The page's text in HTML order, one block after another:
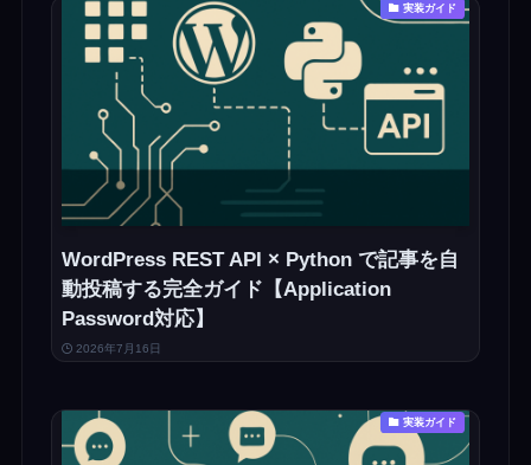
実装ガイド
WordPress REST API × Python で記事を自
動投稿する完全ガイド【Application
Password対応】
2026年7月16日
実装ガイド